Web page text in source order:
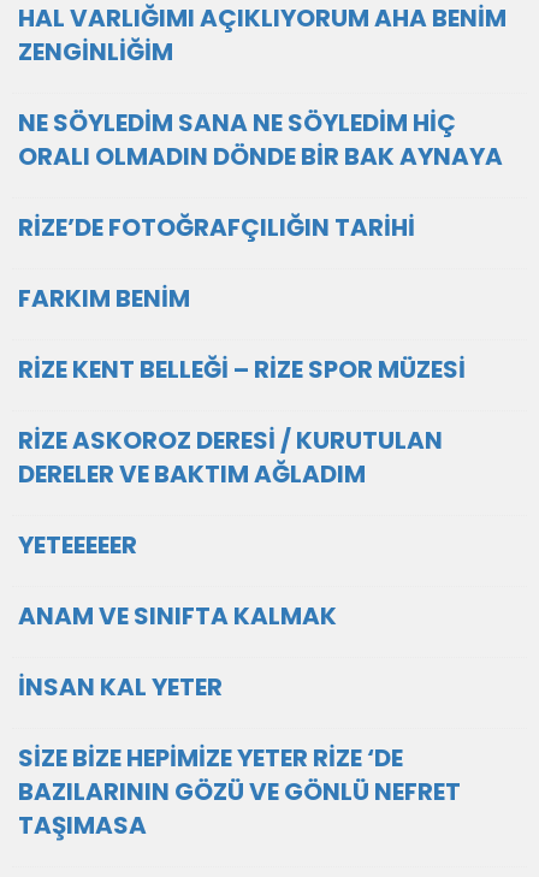
HAL VARLIĞIMI AÇIKLIYORUM AHA BENİM
ZENGİNLİĞİM
NE SÖYLEDİM SANA NE SÖYLEDİM HİÇ
ORALI OLMADIN DÖNDE BİR BAK AYNAYA
RİZE’DE FOTOĞRAFÇILIĞIN TARİHİ
FARKIM BENİM
RİZE KENT BELLEĞİ – RİZE SPOR MÜZESİ
RİZE ASKOROZ DERESİ / KURUTULAN
DERELER VE BAKTIM AĞLADIM
YETEEEEER
ANAM VE SINIFTA KALMAK
İNSAN KAL YETER
SİZE BİZE HEPİMİZE YETER RİZE ‘DE
BAZILARININ GÖZÜ VE GÖNLÜ NEFRET
TAŞIMASA